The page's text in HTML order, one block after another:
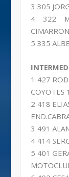
3 305
4 322
5 335
1 427
COYOTES
2 418
3 491
4 414
5 401